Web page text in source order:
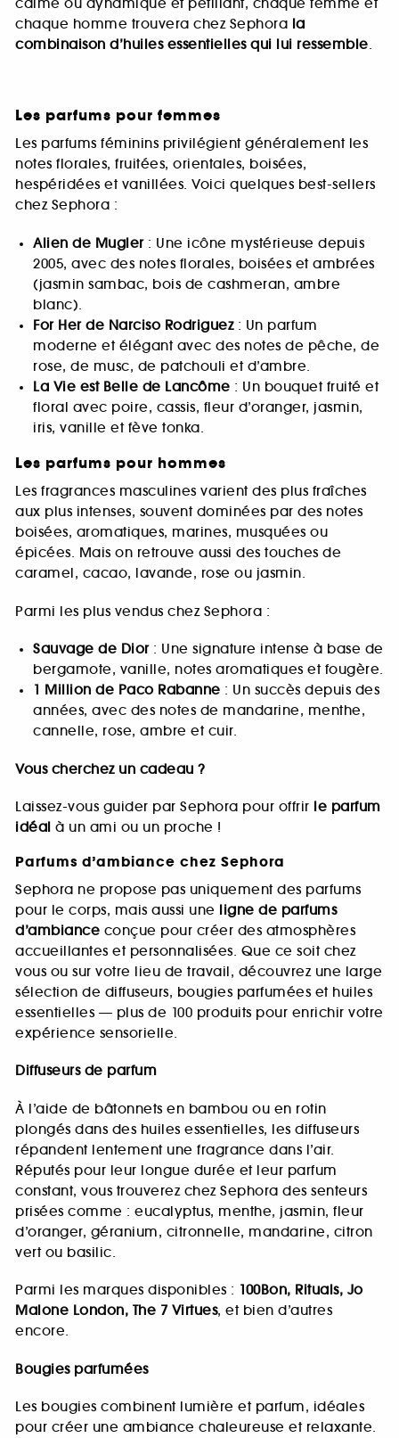
calme ou dynamique et pétillant, chaque femme et
chaque homme trouvera chez Sephora la
combinaison d’huiles essentielles qui lui ressemble.
Les parfums pour femmes
Les parfums féminins privilégient généralement les
notes florales, fruitées, orientales, boisées,
hespéridées et vanillées. Voici quelques best-sellers
chez Sephora :
Alien de Mugler: Une icône mystérieuse depuis
2005, avec des notes florales, boisées et ambrées
(jasmin sambac, bois de cashmeran, ambre
blanc).
For Her de Narciso Rodriguez: Un parfum
moderne et élégant avec des notes de pêche, de
rose, de musc, de patchouli et d’ambre.
La Vie est Belle de Lancôme : Un bouquet fruité et
floral avec poire, cassis, fleur d’oranger, jasmin,
iris, vanille et fève tonka.
Les parfums pour hommes
Les fragrances masculines varient des plus fraîches
aux plus intenses, souvent dominées par des notes
boisées, aromatiques, marines, musquées ou
épicées. Mais on retrouve aussi des touches de
caramel, cacao, lavande, rose ou jasmin.
Parmi les plus vendus chez Sephora :
Sauvage de Dior: Une signature intense à base de
bergamote, vanille, notes aromatiques et fougère.
1 Million de Paco Rabanne : Un succès depuis des
années, avec des notes de mandarine, menthe,
cannelle, rose, ambre et cuir.
Vous cherchez un cadeau ?
Laissez-vous guider par Sephora pour offrir le parfum
idéal à un ami ou un proche !
Parfums d’ambiance chez Sephora
Sephora ne propose pas uniquement des parfums
pour le corps, mais aussi une ligne de parfums
d’ambiance conçue pour créer des atmosphères
accueillantes et personnalisées. Que ce soit chez
vous ou sur votre lieu de travail, découvrez une large
sélection de diffuseurs, bougies parfumées et huiles
essentielles — plus de 100 produits pour enrichir votre
expérience sensorielle.
Diffuseurs de parfum
À l’aide de bâtonnets en bambou ou en rotin
plongés dans des huiles essentielles, les diffuseurs
répandent lentement une fragrance dans l’air.
Réputés pour leur longue durée et leur parfum
constant, vous trouverez chez Sephora des senteurs
prisées comme : eucalyptus, menthe, jasmin, fleur
d’oranger, géranium, citronnelle, mandarine, citron
vert ou basilic.
Parmi les marques disponibles : 100Bon, Rituals, Jo
Malone London, The 7 Virtues, et bien d’autres
encore.
Bougies parfumées
Les bougies combinent lumière et parfum, idéales
pour créer une ambiance chaleureuse et relaxante.